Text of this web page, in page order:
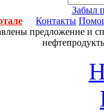
Забыл
Контакты
предложение и